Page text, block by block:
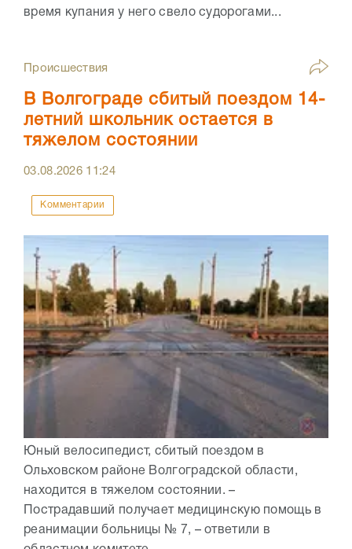
время купания у него свело судорогами...
Происшествия
В Волгограде сбитый поездом 14-
летний школьник остается в
тяжелом состоянии
03.08.2026 11:24
Комментарии
Юный велосипедист, сбитый поездом в
Ольховском районе Волгоградской области,
находится в тяжелом состоянии. –
Пострадавший получает медицинскую помощь в
реанимации больницы № 7, – ответили в